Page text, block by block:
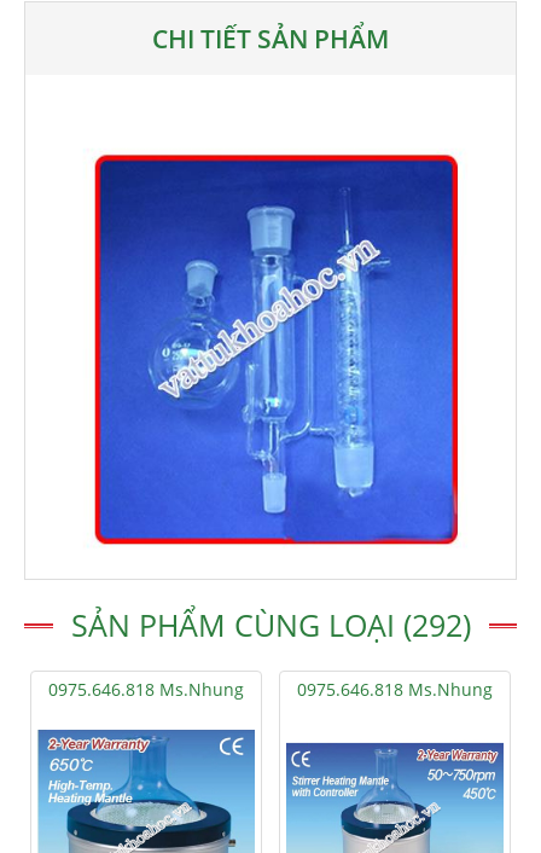
CHI TIẾT SẢN PHẨM
SẢN PHẨM CÙNG LOẠI (292)
0975.646.818 Ms.Nhung 0975.646.818 Ms.Nhung